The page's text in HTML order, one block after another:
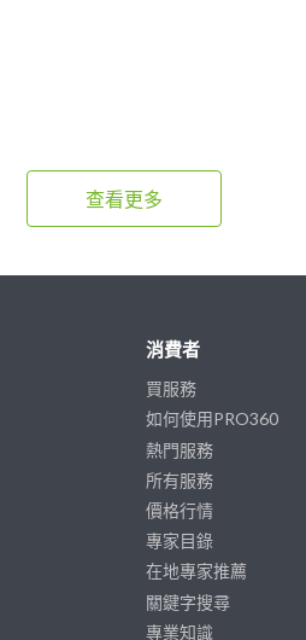
查看更多
消費者
買服務
如何使用PRO360
熱門服務
所有服務
價格行情
專家目錄
在地專家推薦
關鍵字搜尋
專業知識